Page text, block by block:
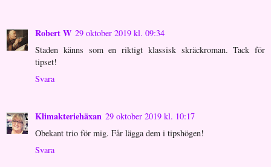
Robert W 29 oktober 2019 kl. 09:34
Staden känns som en riktigt klassisk skräckroman. Tack för
tipset!
Svara
Klimakteriehäxan 29 oktober 2019 kl. 10:17
Obekant trio för mig. Får lägga dem i tipshögen!
Svara